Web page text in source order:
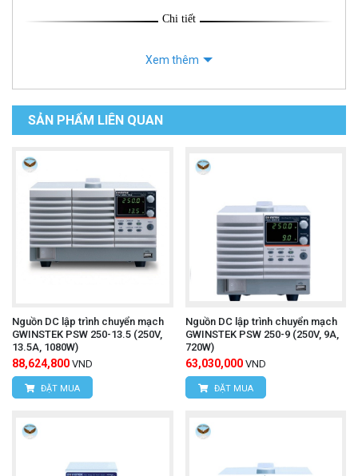
Chi tiết
Xem thêm
SẢN PHẨM LIÊN QUAN
Nguồn DC lập trình chuyển mạch
GWINSTEK PSW 250-13.5 (250V,
13.5A, 1080W)
88,624,800 VND
ĐẶT MUA
Nguồn DC lập trình chuyển mạch
GWINSTEK PSW 250-9 (250V, 9A,
720W)
63,030,000 VND
ĐẶT MUA